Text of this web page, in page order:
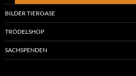
BILDER TIEROASE
TRÖDELSHOP
SACHSPENDEN